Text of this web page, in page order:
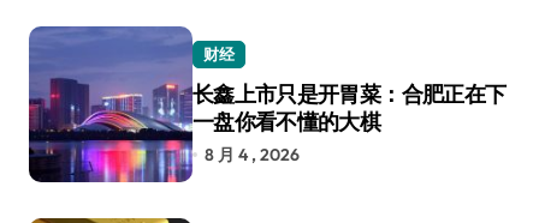
财经
长鑫上市只是开胃菜：合肥正在下
一盘你看不懂的大棋
8 月 4 , 2026